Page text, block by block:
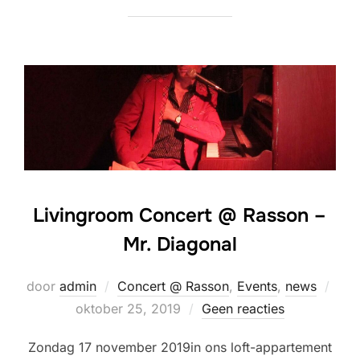
Livingroom Concert @ Rasson –
Mr. Diagonal
door admin Concert @ Rasson, Events, news
oktober 25, 2019 Geen reacties
Zondag 17 november 2019in ons loft-appartement